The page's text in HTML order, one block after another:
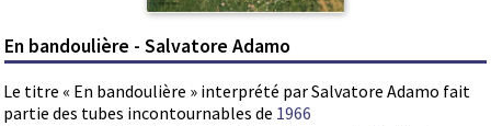
En bandoulière - Salvatore Adamo
Le titre « En bandoulière » interprété par Salvatore Adamo fait
partie des tubes incontournables de 1966